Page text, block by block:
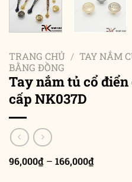
TRANG CHỦ / TAY NẮM
BẰNG ĐỒNG
Tay nắm tủ cổ
cấp NK037D
96,000₫ – 166,000₫Khoảng